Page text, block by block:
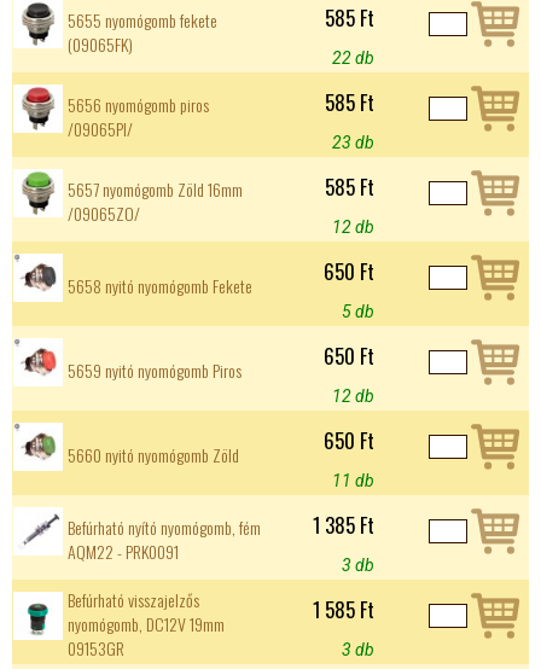
5655 nyomógomb fekete
(09065FK)
585 Ft
22 db
5656 nyomógomb piros
/09065PI/
585 Ft
23 db
5657 nyomógomb Zöld 16mm
/09065ZO/
585 Ft
12 db
5658 nyitó nyomógomb Fekete 650 Ft
5 db
5659 nyitó nyomógomb Piros 650 Ft
12 db
5660 nyitó nyomógomb Zöld 650 Ft
11 db
Befúrható nyító nyomógomb, fém
AQM22 - PRK0091
1 385 Ft
3 db
Befúrható visszajelzős
nyomógomb, DC12V 19mm
09153GR
1 585 Ft
3 db